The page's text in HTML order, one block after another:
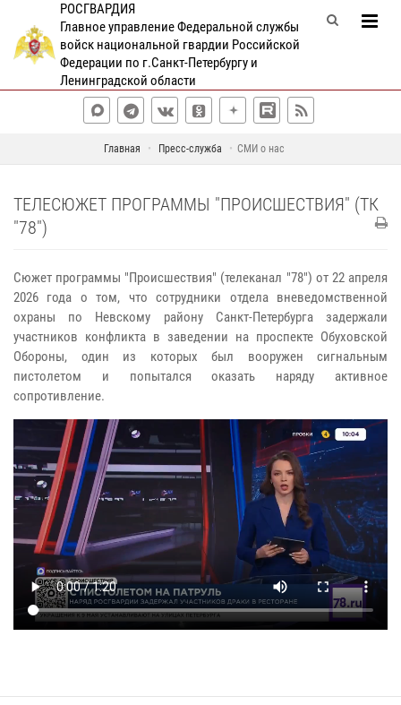
РОСГВАРДИЯ
Главное управление Федеральной службы
войск национальной гвардии Российской
Федерации по г.Санкт-Петербургу и
Ленинградской области
Главная Пресс-служба СМИ о нас
ТЕЛЕСЮЖЕТ ПРОГРАММЫ "ПРОИСШЕСТВИЯ" (ТК
"78")
Сюжет программы "Происшествия" (телеканал "78") от 22 апреля
2026 года о том, что сотрудники отдела вневедомственной
охраны по Невскому району Санкт-Петербурга задержали
участников конфликта в заведении на проспекте Обуховской
Обороны, один из которых был вооружен сигнальным
пистолетом и попытался оказать наряду активное
сопротивление.